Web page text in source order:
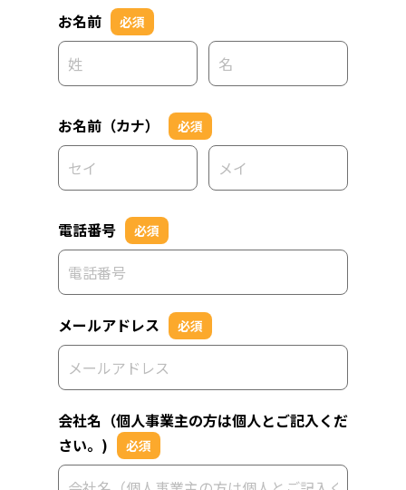
お名前 必須
お名前（カナ） 必須
電話番号 必須
メールアドレス 必須
会社名（個人事業主の方は個人とご記入くだ
さい。)
必須